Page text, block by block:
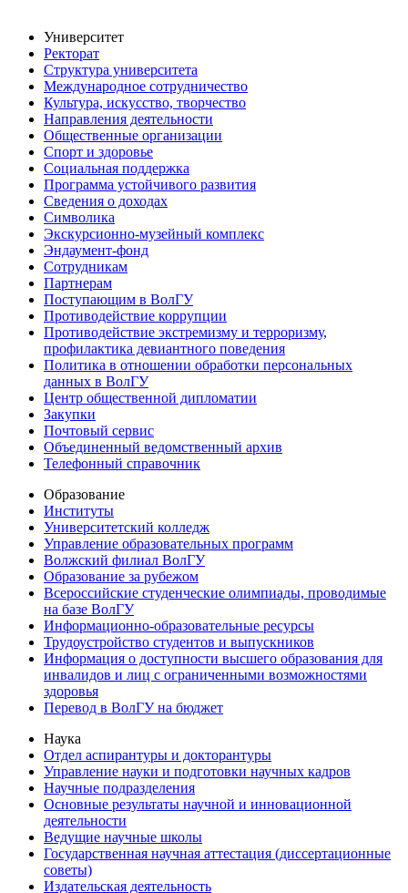
Университет
Ректорат
Структура университета
Международное сотрудничество
Культура, искусство, творчество
Направления деятельности
Общественные организации
Спорт и здоровье
Социальная поддержка
Программа устойчивого развития
Сведения о доходах
Символика
Экскурсионно-музейный комплекс
Эндаумент-фонд
Сотрудникам
Партнерам
Поступающим в ВолГУ
Противодействие коррупции
Противодействие экстремизму и терроризму,
профилактика девиантного поведения
Политика в отношении обработки персональных
данных в ВолГУ
Центр общественной дипломатии
Закупки
Почтовый сервис
Объединенный ведомственный архив
Телефонный справочник
Образование
Институты
Университетский колледж
Управление образовательных программ
Волжский филиал ВолГУ
Образование за рубежом
Всероссийские студенческие олимпиады, проводимые
на базе ВолГУ
Информационно-образовательные ресурсы
Трудоустройство студентов и выпускников
Информация о доступности высшего образования для
инвалидов и лиц с ограниченными возможностями
здоровья
Перевод в ВолГУ на бюджет
Наука
Отдел аспирантуры и докторантуры
Управление науки и подготовки научных кадров
Научные подразделения
Основные результаты научной и инновационной
деятельности
Ведущие научные школы
Государственная научная аттестация (диссертационные
советы)
Издательская деятельность